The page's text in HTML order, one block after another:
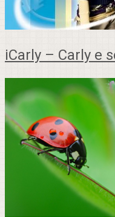
iCarly – Carly e